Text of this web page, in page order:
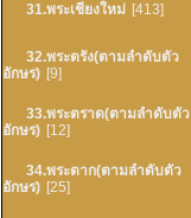
31.พระเชียงใหม่ [413]
32.พระตรัง(ตามลำดับตัว
อักษร) [9]
33.พระตราด(ตามลำดับตัว
อักษร) [12]
34.พระตาก(ตามลำดับตัว
อักษร) [25]